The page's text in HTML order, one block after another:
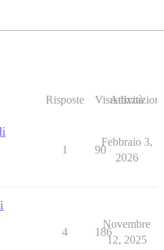
Risposte Visualizzazioni
Attività
1 90
Febbraio 3,
2026
4 186
Novembre
12, 2025